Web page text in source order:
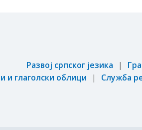
Развој српског језика
и глаголски облици
Служба